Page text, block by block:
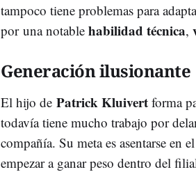
tampoco tiene problemas para
por una notable habilidad técnica,
Generación ilusionante
El hijo de Patrick Kluivert forma
todavía tiene mucho trabajo por
compañía. Su meta es asentarse en el
empezar a ganar peso dentro del